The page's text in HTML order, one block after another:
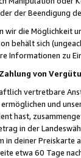
der Beendigung
wir die Möglichkeit
behält sich
Informationen zu
von
vertretbare
und
hast,
in der
in deiner Preiskarte
etwa 60 Tage